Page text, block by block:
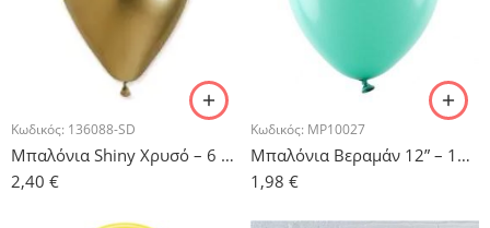
Κωδικός: 136088-SD
Μπαλόνια Shiny Χρυσό – 6 τμχ.
2,40 €
Κωδικός: MP10027
Μπαλόνια Βεραμάν 12” – 10τμχ.
1,98 €